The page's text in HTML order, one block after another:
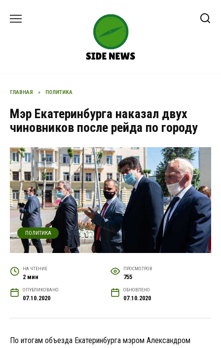
ГЛАВНАЯ » ПОЛИТИКА
Мэр Екатеринбурга наказал двух
чиновников после рейда по городу
ПОЛИТИКА
НА ЧТЕНИЕ
2 мин
ПРОСМОТРОВ
755
ОПУБЛИКОВАНО
07.10.2020
ОБНОВЛЕНО
07.10.2020
По итогам объезда Екатеринбурга мэром Александром